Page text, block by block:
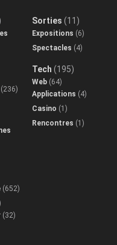
(236)
(652)
(32)
Sorties (11)
Expositions (6)
Spectacles (4)
Tech (195)
Web (64)
Applications (4)
Casino (1)
Rencontres (1)